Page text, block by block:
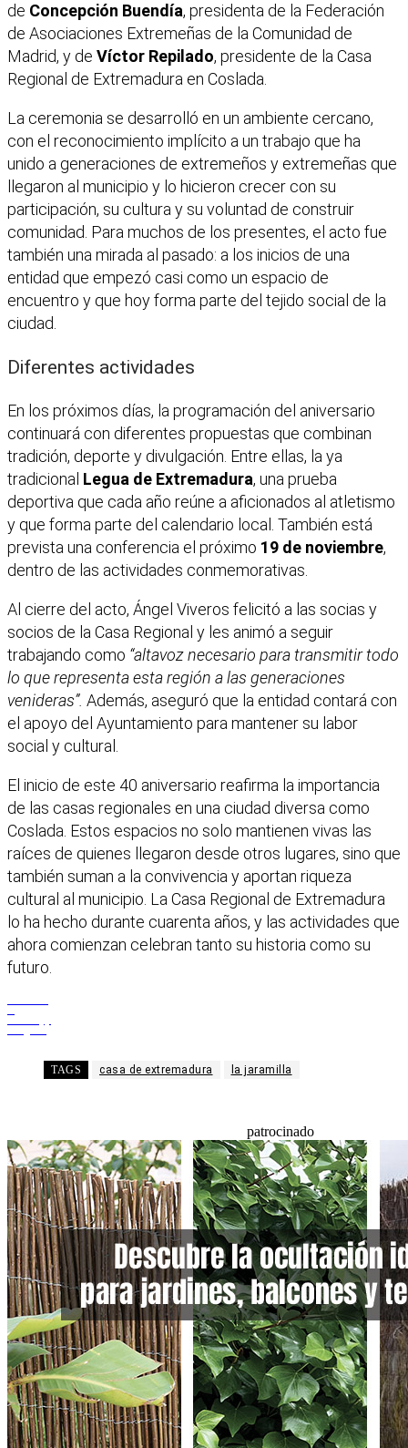
de Concepción Buendía, presidenta de la Federación
de Asociaciones Extremeñas de la Comunidad de
Madrid, y de Víctor Repilado, presidente de la Casa
Regional de Extremadura en Coslada.
La ceremonia se desarrolló en un ambiente cercano,
con el reconocimiento implícito a un trabajo que ha
unido a generaciones de extremeños y extremeñas que
llegaron al municipio y lo hicieron crecer con su
participación, su cultura y su voluntad de construir
comunidad. Para muchos de los presentes, el acto fue
también una mirada al pasado: a los inicios de una
entidad que empezó casi como un espacio de
encuentro y que hoy forma parte del tejido social de la
ciudad.
Diferentes actividades
En los próximos días, la programación del aniversario
continuará con diferentes propuestas que combinan
tradición, deporte y divulgación. Entre ellas, la ya
tradicional Legua de Extremadura, una prueba
deportiva que cada año reúne a aficionados al atletismo
y que forma parte del calendario local. También está
prevista una conferencia el próximo 19 de noviembre,
dentro de las actividades conmemorativas.
Al cierre del acto, Ángel Viveros felicitó a las socias y
socios de la Casa Regional y les animó a seguir
trabajando como “altavoz necesario para transmitir todo
lo que representa esta región a las generaciones
venideras”. Además, aseguró que la entidad contará con
el apoyo del Ayuntamiento para mantener su labor
social y cultural.
El inicio de este 40 aniversario reafirma la importancia
de las casas regionales en una ciudad diversa como
Coslada. Estos espacios no solo mantienen vivas las
raíces de quienes llegaron desde otros lugares, sino que
también suman a la convivencia y aportan riqueza
cultural al municipio. La Casa Regional de Extremadura
lo ha hecho durante cuarenta años, y las actividades que
ahora comienzan celebran tanto su historia como su
futuro.
TAGS casa de extremadura la jaramilla
patrocinado